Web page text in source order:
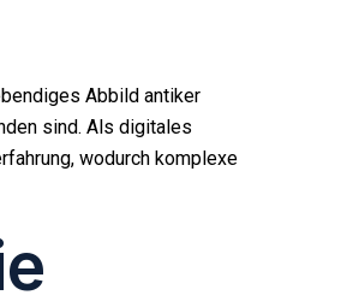
Abbild antiker
sind. Als digitales
wodurch komplexe